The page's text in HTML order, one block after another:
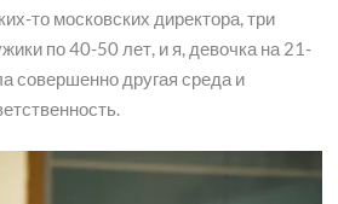
то московских директора, три
по 40-50 лет, и я, девочка на 21-
совершенно другая среда и